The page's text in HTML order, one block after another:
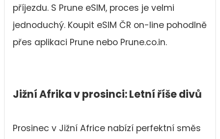
příjezdu. S Prune eSIM, proces je velmi
jednoduchý. Koupit eSIM ČR on-line pohodlně
přes aplikaci Prune nebo Prune.co.in.
Jižní Afrika v prosinci: Letní říše divů
Prosinec v Jižní Africe nabízí perfektní směs